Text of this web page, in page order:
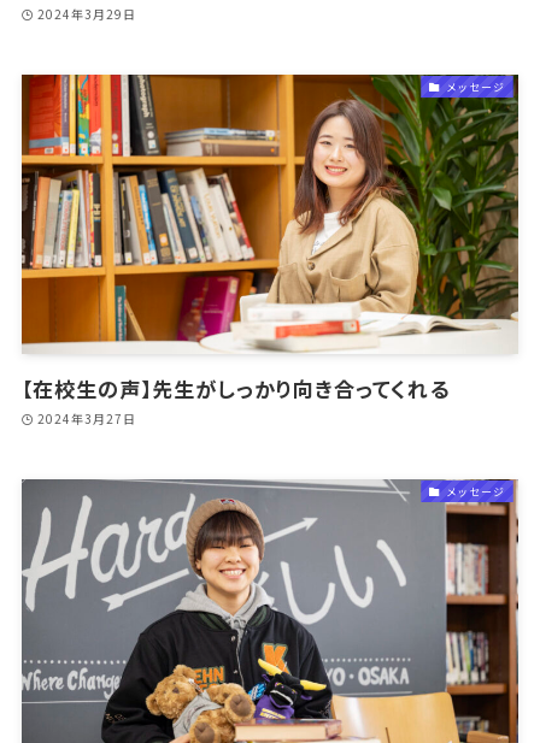
2024年3月29日
メッセージ
【在校生の声】先生がしっかり向き合ってくれる
2024年3月27日
メッセージ